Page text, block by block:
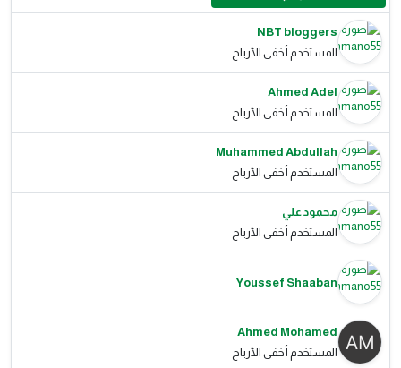
NBT bloggers
المستخدم أخفى الأرباح
Ahmed Adel
المستخدم أخفى الأرباح
Muhammed Abdullah
المستخدم أخفى الأرباح
محمود علي
المستخدم أخفى الأرباح
Youssef Shaaban
Ahmed Mohamed
المستخدم أخفى الأرباح